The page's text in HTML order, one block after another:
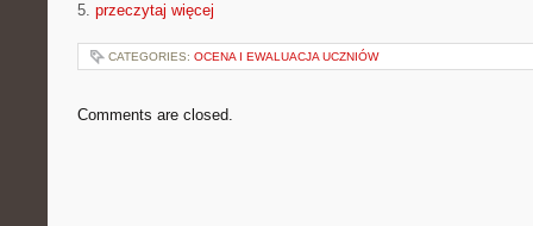
5. przeczytaj więcej
CATEGORIES: OCENA I EWALUACJA UCZNIÓW
Comments are closed.